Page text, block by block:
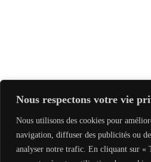
Nous respectons votre vie
Nous utilisons des cookies pour
navigation, diffuser des publicités ou
analyser notre trafic. En cliquant sur «